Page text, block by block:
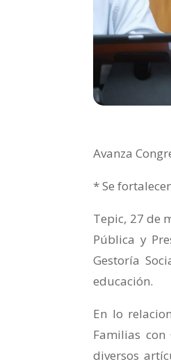
Avanza
* Se
Tepic, 27 de
Pública y
Gestoría
educación.
En lo
Familias
diversos